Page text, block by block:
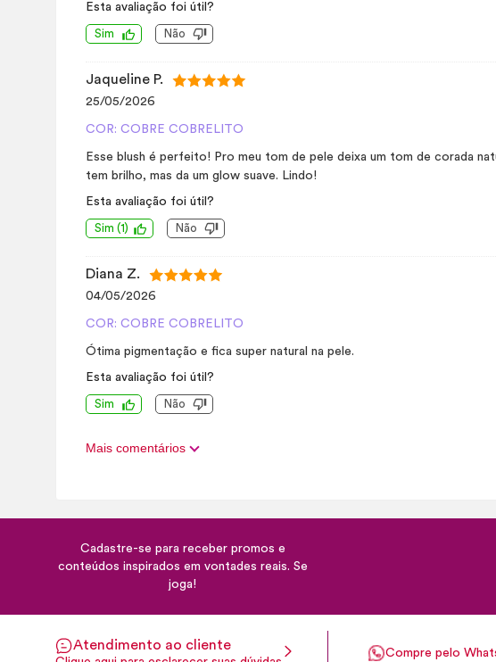
Esta avaliação foi útil?
Sim Não
Jaqueline P.
25/05/2026
COR: COBRE COBRELITO
Esse blush é perfeito! Pro meu tom de pele deixa um tom de corada
tem brilho, mas da um glow suave. Lindo!
Esta avaliação foi útil?
Sim (1) Não
Diana Z.
04/05/2026
COR: COBRE COBRELITO
Ótima pigmentação e fica super natural na pele.
Esta avaliação foi útil?
Sim Não
Mais comentários
Cadastre-se para receber promos e
conteúdos inspirados em vontades reais. Se
joga!
Atendimento ao cliente
Compre pelo